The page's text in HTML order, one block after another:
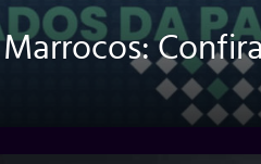
Marrocos: